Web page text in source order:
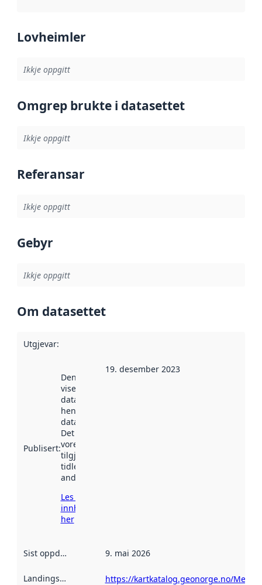
Lovheimler
Ikkje oppgitt
Omgrep brukte i datasettet
Ikkje oppgitt
Referansar
Ikkje oppgitt
Gebyr
Ikkje oppgitt
Om datasettet
Utgjevar:
Publisert:
Denne datoen
viser når
datasettet vart
henta inn av
data.norge.no.
Det kan ha
vore
tilgjengeleg
tidlegare
andre stader.
Les meir om
innhenting
her
19. desember 2023
Sist oppdatert 9. mai 2026
Landingsside
https://kartkatalog.geonorge.no/